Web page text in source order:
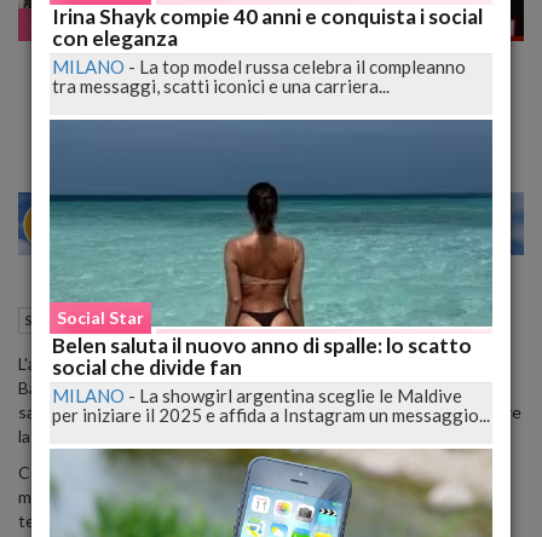
Scorretto
"100% Animalisti" Contro Roberto Baggio
Cacciatore
MILANO 24 28
Scorretto 25 Gennaio 2015 06:25
L'associazione "100% animalisti" ha dichiarato guerra a Roberto
Baggio. L'ex campione della nazionale e di Juventus e Fiorentina
sarebbe colpevole, secondo gli animalisti, di coltivare ed apprezzare
la passione della caccia.
Così hanno tappezzato il centro di Caldogno (paese dell'ex codino
magico .ndr) con manifesti che lo ridicolizzano tutto vestisto in
tenuta mimetica.
Irina Shayk compie 40 anni e conquista i social
con eleganza
MILANO - La top model russa celebra il compleanno
tra messaggi, scatti iconici e una carriera...
Social Star
Belen saluta il nuovo anno di spalle: lo scatto
social che divide fan
MILANO - La showgirl argentina sceglie le Maldive
per iniziare il 2025 e affida a Instagram un messaggio...